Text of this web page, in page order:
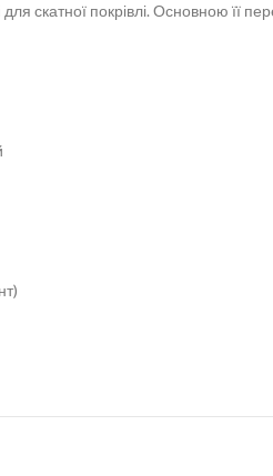
скатної покрівлі. Основною її